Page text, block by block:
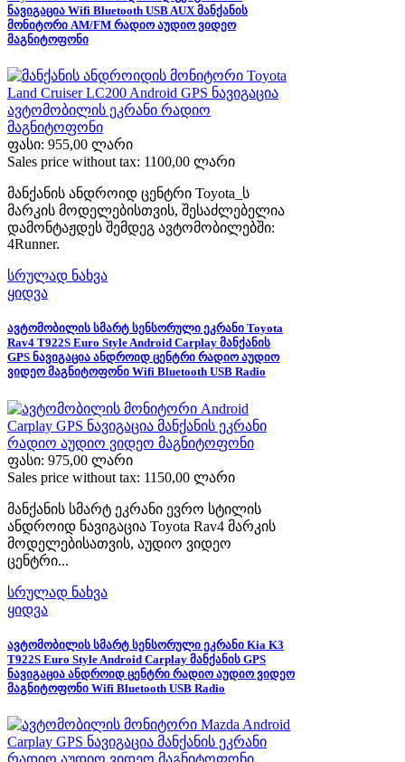
ნავიგაცია Wifi Bluetooth USB AUX მანქანის
მონიტორი AM/FM რადიო აუდიო ვიდეო
მაგნიტოფონი
ფასი: 955,00 ლარი
Sales price without tax: 1100,00 ლარი
მანქანის ანდროიდ ცენტრი Toyota_ს
მარკის მოდელებისთვის, შესაძლებელია
დამონტაჟდეს შემდეგ ავტომობილებში:
4Runner.
სრულად ნახვა
ყიდვა
ავტომობილის სმარტ სენსორული ეკრანი Toyota
Rav4 T922S Euro Style Android Carplay მანქანის
GPS ნავიგაცია ანდროიდ ცენტრი რადიო აუდიო
ვიდეო მაგნიტოფონი Wifi Bluetooth USB Radio
ფასი: 975,00 ლარი
Sales price without tax: 1150,00 ლარი
მანქანის სმარტ ეკრანი ევრო სტილის
ანდროიდ ნავიგაცია Toyota Rav4 მარკის
მოდელებისათვის, აუდიო ვიდეო
ცენტრი...
სრულად ნახვა
ყიდვა
ავტომობილის სმარტ სენსორული ეკრანი Kia K3
T922S Euro Style Android Carplay მანქანის GPS
ნავიგაცია ანდროიდ ცენტრი რადიო აუდიო ვიდეო
მაგნიტოფონი Wifi Bluetooth USB Radio